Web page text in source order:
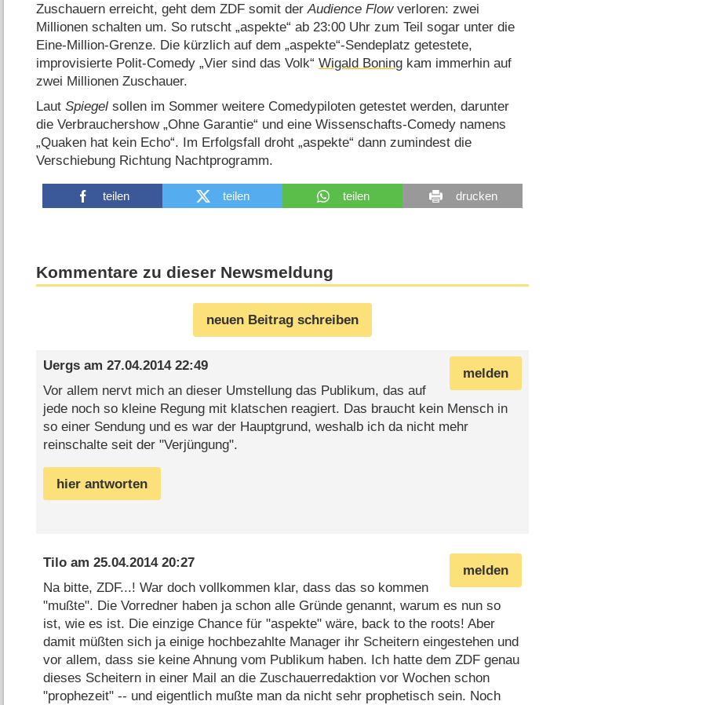
Zuschauern erreicht, geht dem ZDF somit derAudience Flowverloren: zwei
Millionen schalten um. So rutscht „aspekte“ ab 23:00 Uhr zum Teil sogar unter die
Eine-Million-Grenze. Die kürzlich auf dem „aspekte“-Sendeplatz getestete,
improvisierte Polit-Comedy „Vier sind das Volk“Wigald Boning kam immerhin auf
zwei Millionen Zuschauer.
LautSpiegel sollen im Sommer weitere Comedypiloten getestet werden, darunter
die Verbrauchershow „Ohne Garantie“ und eine Wissenschafts-Comedy namens
„Quaken hat kein Echo“. Im Erfolgsfall droht „aspekte“ dann zumindest die
Verschiebung Richtung Nachtprogramm.
teilen teilen teilen drucken
Kommentare zu dieser Newsmeldung
neuen Beitrag schreiben
melden
Uergsam 27.04.2014 22:49
Vor allem nervt mich an dieser Umstellung das Publikum, das auf
jede noch so kleine Regung mit klatschen reagiert. Das braucht kein Mensch in
so einer Sendung und es war der Hauptgrund, weshalb ich da nicht mehr
reinschalte seit der "Verjüngung".
hier antworten
melden
Tiloam 25.04.2014 20:27
Na bitte, ZDF...! War doch vollkommen klar, dass das so kommen
"mußte". Die Vorredner haben ja schon alle Gründe genannt, warum es nun so
ist, wie es ist. Die einzige Chance für "aspekte" wäre, back to the roots! Aber
damit müßten sich ja einige hochbezahlte Manager ihr Scheitern eingestehen und
vor allem, dass sie keine Ahnung vom Publikum haben. Ich hatte dem ZDF genau
dieses Scheitern in einer Mail an die Zuschauerredaktion vor Wochen schon
"prophezeit" -- und eigentlich mußte man da nicht sehr prophetisch sein. Noch